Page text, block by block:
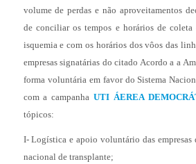
volume de perdas e não aproveitamentos
de conciliar os tempos e horários de coleta
isquemia e com os horários dos vôos das
empresas signatárias do citado Acordo a a
forma voluntária em favor do Sistema
com a campanhaUTI ÁEREA
tópicos:
I- Logística e apoio voluntário das empresas
nacional de transplante;